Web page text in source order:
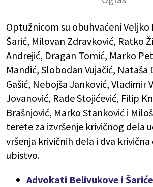
Optužnicom su obuhvaćeni Veljko
Šarić, Milovan Zdravković, Ratko
Andrejić, Dragan Tomić, Marko
Mandić, Slobodan Vujačić, Nataša
Gašić, Nebojša Janković, Vladimir
Jovanović, Rade Stojićević, Filip
Brašnjović, Marko Stanković i
terete za izvršenje krivičnog dela
vršenja krivičnih dela i dva
ubistvo.
Advokati Belivukove i